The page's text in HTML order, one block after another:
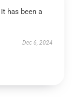
has been a
Dec 6, 2024